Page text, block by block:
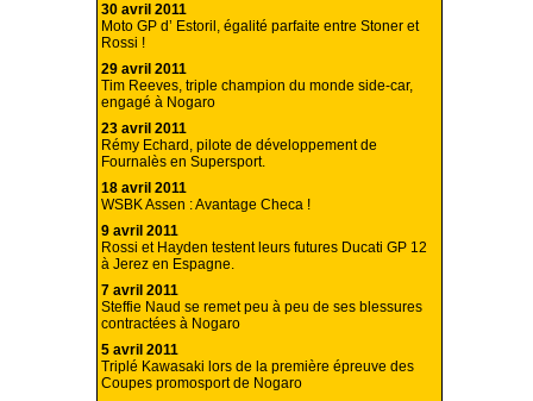
30 avril 2011
Moto GP d’ Estoril, égalité parfaite entre Stoner et
Rossi !
29 avril 2011
Tim Reeves, triple champion du monde side-car,
engagé à Nogaro
23 avril 2011
Rémy Echard, pilote de développement de
Fournalès en Supersport.
18 avril 2011
WSBK Assen : Avantage Checa !
9 avril 2011
Rossi et Hayden testent leurs futures Ducati GP 12
à Jerez en Espagne.
7 avril 2011
Steffie Naud se remet peu à peu de ses blessures
contractées à Nogaro
5 avril 2011
Triplé Kawasaki lors de la première épreuve des
Coupes promosport de Nogaro